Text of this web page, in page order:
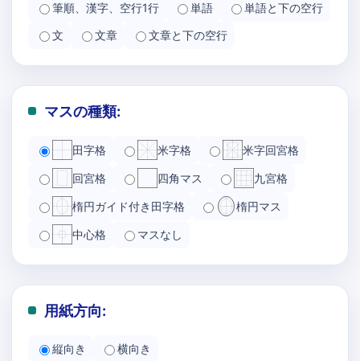
筆順、漢字、空行1行
単語
単語と下の空行
文
文章 文章と下の空行
マスの種類:
田字格 米字格 米字回宮格
回宮格 四角マス 九宮格
楕円ガイド付き田字格 楕円マス
中心格 マスなし
用紙方向:
縦向き 横向き